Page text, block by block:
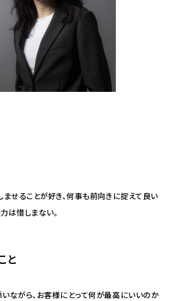
ませることが好き、何事も前向きに捉えて良い
は惜しまない。
と
ながら、お客様にとって何が最高にいいのか